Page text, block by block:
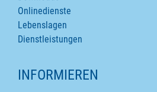
Onlinedienste
Lebenslagen
Dienstleistungen
INFORMIEREN